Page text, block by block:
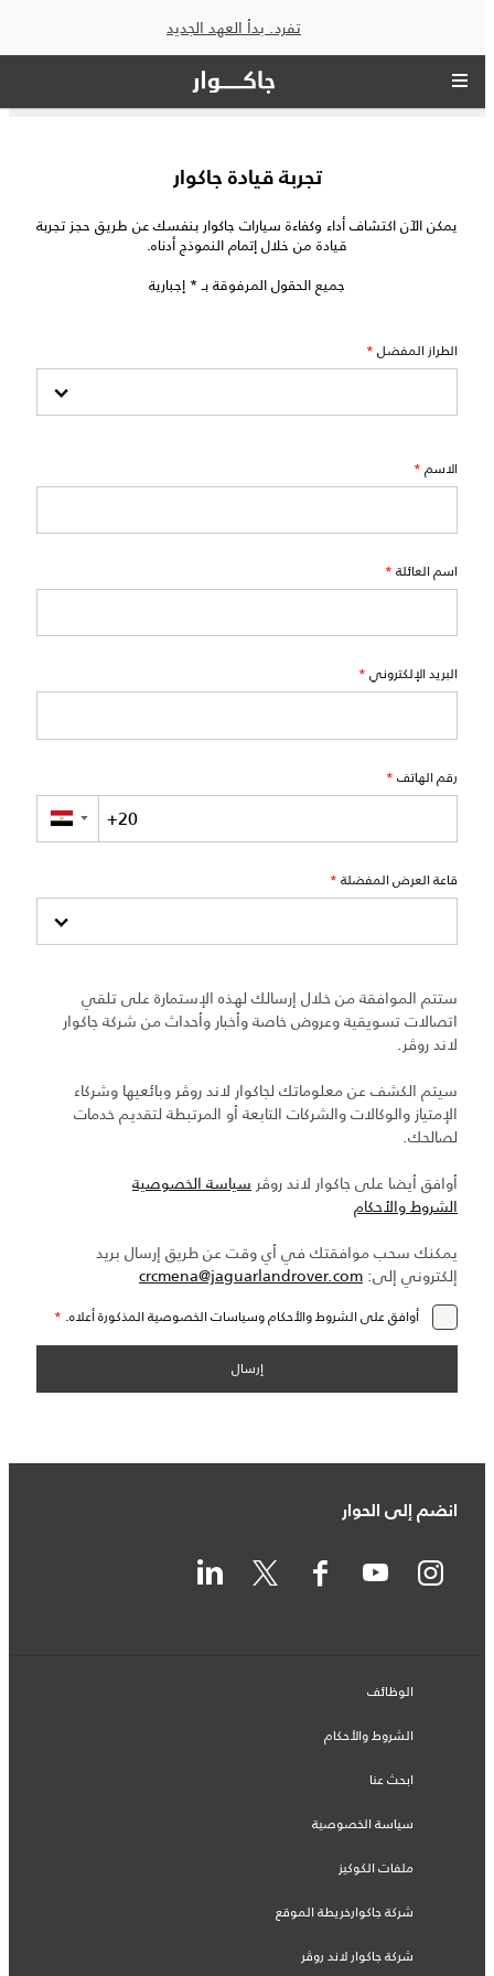
تفرد. بدأ العهد الجديد
تجربة قيادة جاكوار
يمكن الآن اكتشاف أداء وكفاءة سيارات جاكوار بنفسك عن طريق حجز تجربة
قيادة من خلال إتمام النموذج أدناه.
جميع الحقول المرفوقة بـ * إجبارية
الطراز المفضل *
الاسم *
اسم العائلة *
البريد الإلكتروني *
رقم الهاتف *
▼
قاعة العرض المفضلة *
ستتم الموافقة من خلال إرسالك لهذه الإستمارة على تلقي
اتصالات تسويقية وعروض خاصة وأخبار وأحداث من شركة جاكوار
لاند روڤر.
سيتم الكشف عن معلوماتك لجاكوار لاند روڤر وبائعيها وشركاء
الإمتياز والوكالات والشركات التابعة أو المرتبطة لتقديم خدمات
لصالحك.
أوافق أيضا على جاكوار لاند روڤر سياسة الخصوصية
الشروط والأحكام
يمكنك سحب موافقتك في أي وقت عن طريق إرسال بريد
إلكتروني إلى: crcmena@jaguarlandrover.com
أوافق على الشروط والأحكام وسياسات الخصوصية المذكورة أعلاه. *
انضم إلى الحوار
الوظائف
الشروط والأحكام
ابحث عنا
سياسة الخصوصية
ملفات الكوكيز
شركة جاكوارخريطة الموقع
شركة جاكوار لاند روڤر